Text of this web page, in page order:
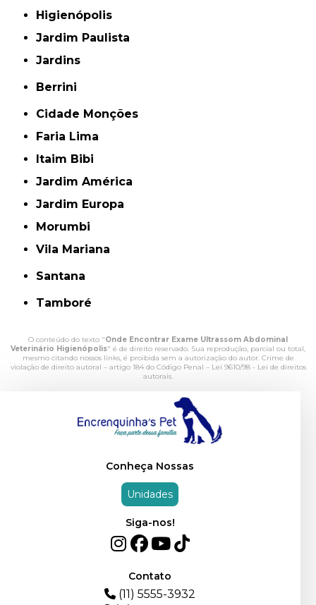
Higienópolis
Jardim Paulista
Jardins
Berrini
Cidade Monções
Faria Lima
Itaim Bibi
Jardim América
Jardim Europa
Morumbi
Vila Mariana
Santana
Tamboré
O conteúdo do texto "Onde Encontrar Exame Ultrassom Abdominal
Veterinário Higienópolis" é de direito reservado. Sua reprodução, parcial ou total,
mesmo citando nossos links, é proibida sem a autorização do autor. Crime de
violação de direito autoral – artigo 184 do Código Penal – Lei 9610/98 - Lei de direitos
autorais.
Conheça Nossas
Unidades
Siga-nos!
Contato
(11) 5555-3932